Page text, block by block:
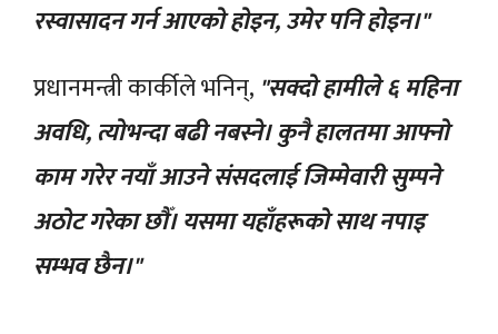
रस्वासादन गर्न आएको होइन, उमेर पनि होइन।"
प्रधानमन्त्री कार्कीले भनिन्, "सक्दो हामीले ६ महिना
अवधि, त्योभन्दा बढी नबस्ने। कुनै हालतमा आफ्नो
काम गरेर नयाँ आउने संसदलाई जिम्मेवारी सुम्पने
अठोट गरेका छौँ। यसमा यहाँहरूको साथ नपाइ
सम्भव छैन।"